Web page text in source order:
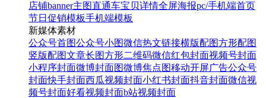
店铺banner主图直通车宝贝详情全屏海报pc/手机端首页
节日促销模板手机端模板
新媒体素材
公众号首图公众号小图微信热文链接横版配图方形配图
竖版配图文章长图方形二维码微信红包封面视频号封面
小程序封面微博封面图微博焦点图移动开屏广告公众号
封面快手封面西瓜视频封面小红书封面抖音封面微信视
频号封面好看视频封面b站视频封面